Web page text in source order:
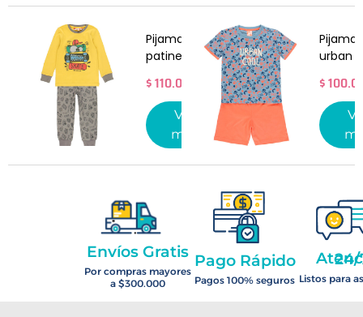
Pijama
patineta
$110.000
Ver
más
Pijama
urban
$
Envíos Gratis
Por compras mayores
a $300.000
Pago Rápido
Pagos 100% seguros
Atención
Listos para